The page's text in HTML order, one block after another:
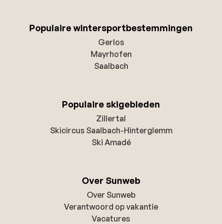
Populaire wintersportbestemmingen
Gerlos
Mayrhofen
Saalbach
Populaire skigebieden
Zillertal
Skicircus Saalbach-Hinterglemm
Ski Amadé
Over Sunweb
Over Sunweb
Verantwoord op vakantie
Vacatures